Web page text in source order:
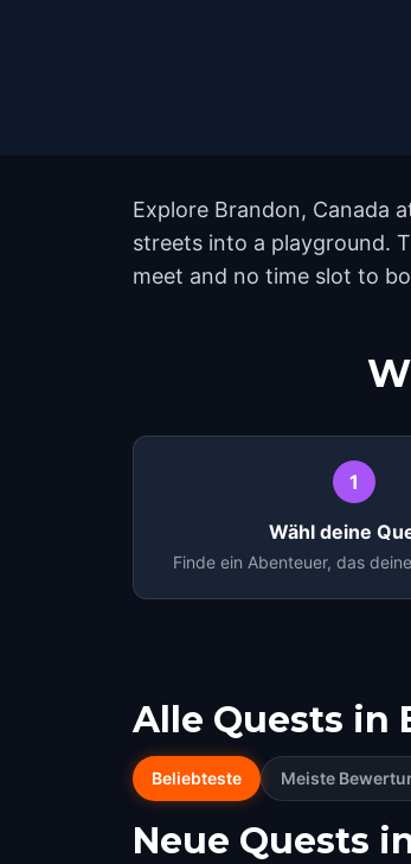
Explore Brandon, Canada
streets into a playground.
meet and no time slot to
1
Wähl deine
Finde ein Abenteuer, das
Alle Quests in
Beliebteste Meiste
Neue Quests